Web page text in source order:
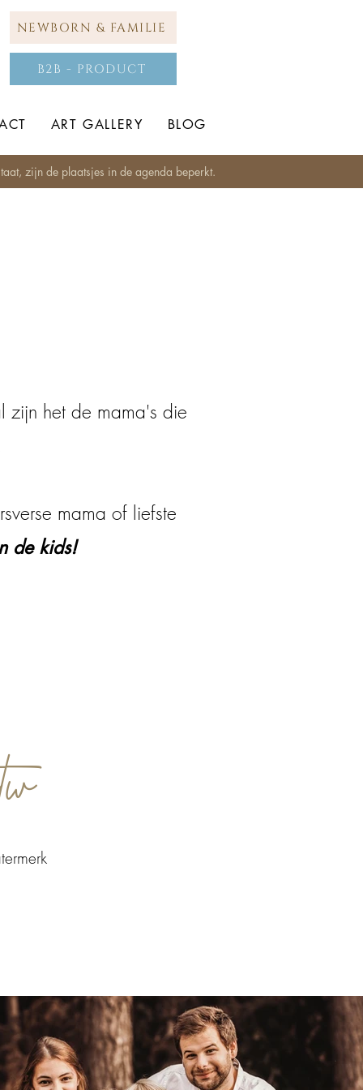
NEWBORN & FAMILIE
B2B - PRODUCT
ART GALLERY BLOG
zijn de plaatsjes in de agenda beperkt.
zijn het de mama's die
mama of liefste
de kids!